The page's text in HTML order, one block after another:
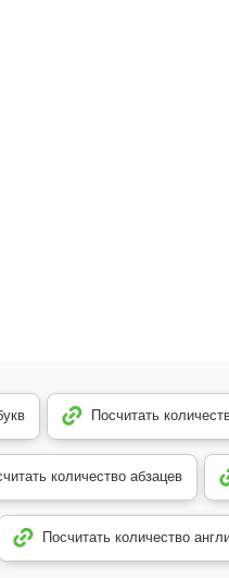
Посчитать
количество абзацев
Посчитать количество